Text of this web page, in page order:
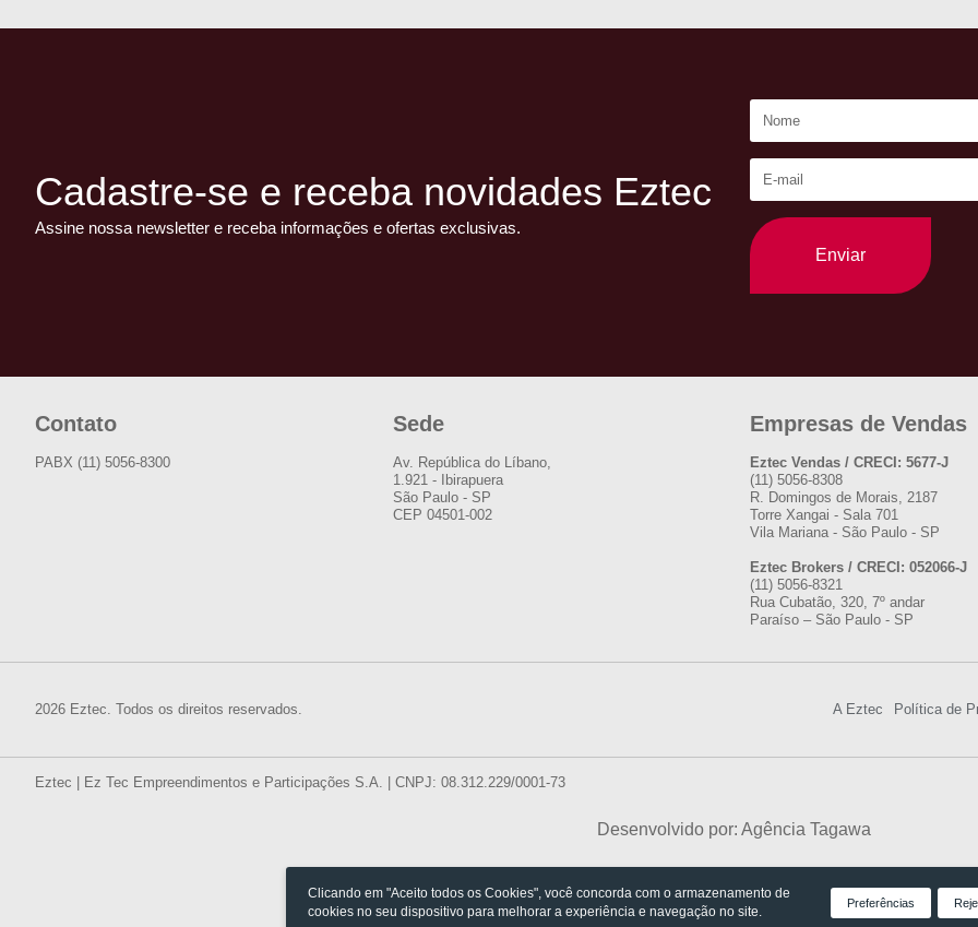
Cadastre-se e receba novidades Eztec
Assine nossa newsletter e receba informações e ofertas exclusivas.
Enviar
Contato
PABX (11) 5056-8300
Sede
Av. República do Líbano,
1.921 - Ibirapuera
São Paulo - SP
CEP 04501-002
Empresas de Vendas
Eztec Vendas / CRECI: 5677-J
(11) 5056-8308
R. Domingos de Morais, 2187
Torre Xangai - Sala 701
Vila Mariana - São Paulo - SP
Eztec Brokers / CRECI: 052066-J
(11) 5056-8321
Rua Cubatão, 320, 7º andar
Paraíso – São Paulo - SP
2026 Eztec. Todos os direitos reservados. A Eztec Política de
Eztec | Ez Tec Empreendimentos e Participações S.A. | CNPJ: 08.312.229/0001-73
Desenvolvido por: Agência Tagawa
Clicando em "Aceito todos os Cookies", você concorda com o armazenamento de
cookies no seu dispositivo para melhorar a experiência e navegação no site.
Preferências